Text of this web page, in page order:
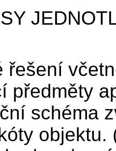
řešení
předměty
schéma
objektu.